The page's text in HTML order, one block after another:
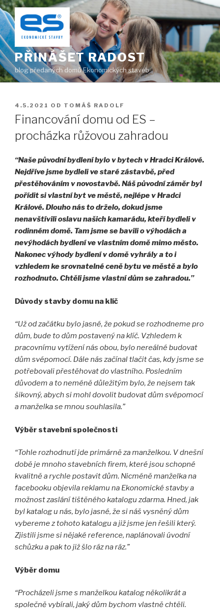
Přejít
k
obsahu
webu
PŘINÁŠET RADOST
blog předaných domů Ekonomických staveb
PUBLIKOVÁNO
4.5.2021 OD TOMÁŠ RADOLF
Financování domu od ES –
procházka růžovou zahradou
“Naše původní bydlení bylo v bytech v Hradci Králové.
Nejdříve jsme bydleli ve staré zástavbě, před
přestěhováním v novostavbě. Náš původní záměr byl
pořídit si vlastní byt ve městě, nejlépe v Hradci
Králové. Dlouho nás to drželo, dokud jsme
nenavštívili oslavu našich kamarádu, kteří bydleli v
rodinném domě. Tam jsme se bavili o výhodách a
nevýhodách bydlení ve vlastním domě mimo město.
Nakonec výhody bydlení v domě vyhrály a to i
vzhledem ke srovnatelné ceně bytu ve městě a bylo
rozhodnuto. Chtěli jsme vlastní dům se zahradou.”
Důvody stavby domu na klíč
“Už od začátku bylo jasné, že pokud se rozhodneme pro
dům, bude to dům postavený na klíč. Vzhledem k
pracovnímu vytížení nás obou, bylo nereálné budovat
dům svépomocí. Dále nás začínal tlačit čas, kdy jsme se
potřebovali přestěhovat do vlastního. Posledním
důvodem a to neméně důležitým bylo, že nejsem tak
šikovný, abych si mohl dovolit budovat dům svépomocí
a manželka se mnou souhlasila.”
Výběr stavební společnosti
“Tohle rozhodnutí jde primárně za manželkou. V dnešní
době je mnoho stavebních firem, které jsou schopné
kvalitně a rychle postavit dům. Nicméně manželka na
facebooku objevila reklamu na Ekonomické stavby a
možnost zaslání tištěného katalogu zdarma. Hned, jak
byl katalog u nás, bylo jasné, že si náš vysněný dům
vybereme z tohoto katalogu a již jsme jen řešili který.
Zjistili jsme si nějaké reference, naplánovali úvodní
schůzku a pak to již šlo ráz na ráz.”
Výběr domu
“Procházeli jsme s manželkou katalog několikrát a
společně vybírali, jaký dům bychom vlastně chtěli.